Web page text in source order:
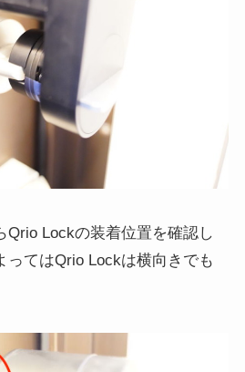
Qrio Lockの装着位置を確認し
ってはQrio Lockは横向きでも